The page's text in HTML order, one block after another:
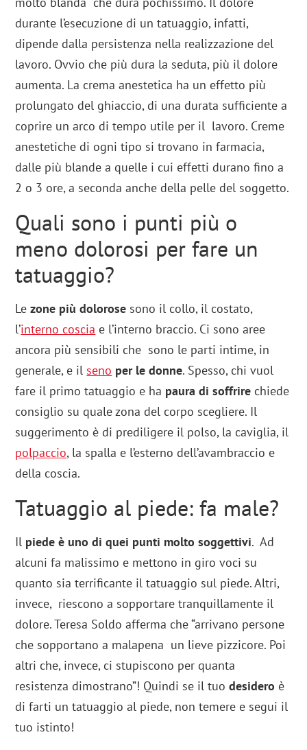
durante l’esecuzione di un tatuaggio, infatti,
dipende dalla persistenza nella realizzazione del
lavoro. Ovvio che più dura la seduta, più il dolore
aumenta. La crema anestetica ha un effetto più
prolungato del ghiaccio, di una durata sufficiente a
coprire un arco di tempo utile per il lavoro. Creme
anestetiche di ogni tipo si trovano in farmacia,
dalle più blande a quelle i cui effetti durano fino a
2 o 3 ore, a seconda anche della pelle del soggetto.
Quali sono i punti più o
meno dolorosi per fare un
tatuaggio?
Lezone più dolorose sono il collo, il costato,
l’interno coscia e l’interno braccio. Ci sono aree
ancora più sensibili che sono le parti intime, in
generale, e il seno per le donne. Spesso, chi vuol
fare il primo tatuaggio e ha paura di soffrire chiede
consiglio su quale zona del corpo scegliere. Il
suggerimento è di prediligere il polso, la caviglia, il
polpaccio, la spalla e l’esterno dell’avambraccio e
della coscia.
Tatuaggio al piede: fa male?
Il piede è uno di quei punti molto soggettivi. Ad
alcuni fa malissimo e mettono in giro voci su
quanto sia terrificante il tatuaggio sul piede. Altri,
invece, riescono a sopportare tranquillamente il
dolore. Teresa Soldo afferma che “arrivano persone
che sopportano a malapena un lieve pizzicore. Poi
altri che, invece, ci stupiscono per quanta
resistenza dimostrano”! Quindi se il tuodesidero è
di farti un tatuaggio al piede, non temere e segui il
tuo istinto!